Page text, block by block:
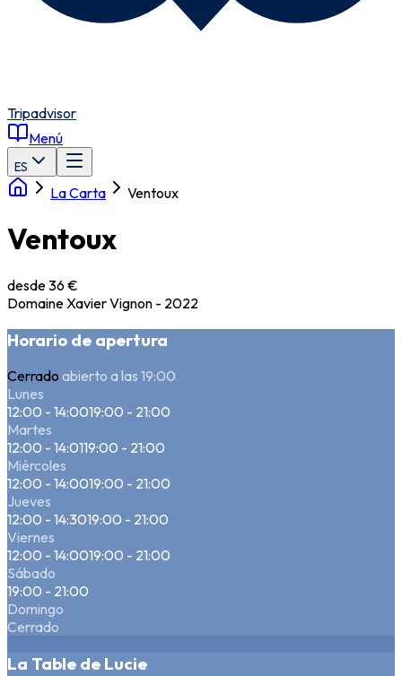
Tripadvisor
Menú
ES
La Carta Ventoux
Ventoux
desde 36 €
Domaine Xavier Vignon - 2022
Horario de apertura
Cerrado abierto a las 19:00
Lunes
12:00 - 14:0019:00 - 21:00
Martes
12:00 - 14:0119:00 - 21:00
Miércoles
12:00 - 14:0019:00 - 21:00
Jueves
12:00 - 14:3019:00 - 21:00
Viernes
12:00 - 14:0019:00 - 21:00
Sábado
19:00 - 21:00
Domingo
Cerrado
La Table de Lucie